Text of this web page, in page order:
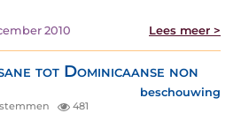
2010 Lees meer >
tot Dominicaanse non
beschouwing
481